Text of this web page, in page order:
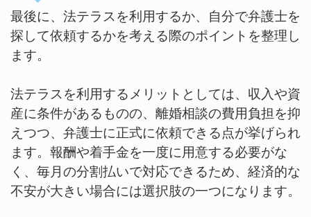
最後に、法テラスを利用するか、自分で弁護士を
探して依頼するかを考える際のポイントを整理し
ます。
法テラスを利用するメリットとしては、収入や資
産に条件があるものの、離婚相談の費用負担を抑
えつつ、弁護士に正式に依頼できる点が挙げられ
ます。報酬や着手金を一度に用意する必要がな
く、毎月の分割払いで対応できるため、経済的な
不安が大きい場合には選択肢の一つになります。